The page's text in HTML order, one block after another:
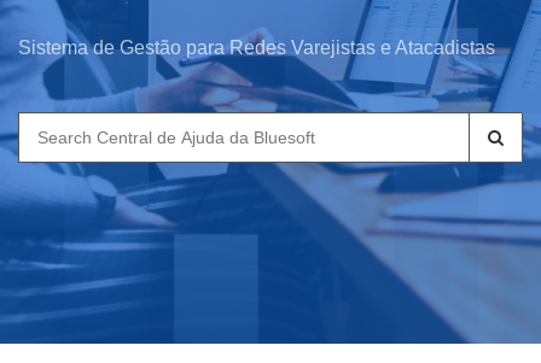
Sistema de Gestão para Redes Varejistas e Atacadistas
Search
for: